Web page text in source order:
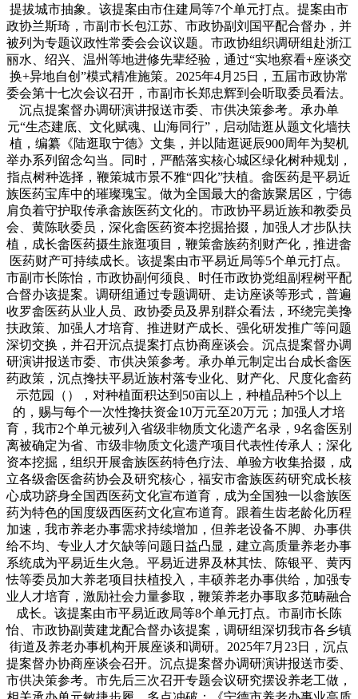
提拔城市抽象。该提案由市住建局等7个单元打点。提案由市
政协兰斯琦，市副市长包江苏、市政协副刘国平配合督办，并
被列为专题议政性常委会会议议题。市政协组织调研组赴浙江
丽水、绍兴、温州等地进修先辈经验，通过“实地察看+座谈交
换+异地自创”模式精准施策。2025年4月25日，五届市政协常
委会第十七次会议召开，市副市长郑忠辉到会听取委员看法。
沉点提案督办调研演讲报送市委、市供决策参考。承办单
元“生态建底、文化赋魂、山海同行”，启动陆逛从题文化墙扶
植，编纂《陆逛取宁德》文集，并以陆逛诞辰900周年为契机
举办系列留念勾当。同时，严酷落实核心城区绿化树种规划，
指点树种选择，鞭策城市景不雅“四化”扶植。畲医药是平易近
族医药宝库中的璀璨瑰宝。做为全国最大的畲族聚居区，宁德
肩负着守护取传承畲族医药文化的。市政协平易近族和教委员
会、黄陈耿委员，深化畲医药资本挖掘拾掇，加强人才步队扶
植，成长畲医药摄生旅逛项目，鞭策畲族药剂财产化，推进畲
医药财产可持续成长。该提案由市平易近局等5个单元打点。
市副市长陈怡，市政协副何须良、时任市政协党组副程树平配
合督办该提案。调研组通过专题调研、走访座谈等形式，普遍
收罗畲医药从业人员、政协委员及界别群众看法，环绕完美搀
扶政策、加强人才培育、推进财产成长、强化研发推广等问题
深切交换，并召开沉点提案打点协商座谈会。沉点提案督办调
研演讲报送市委、市供决策参考。承办单元制定出台成长畲医
药政策，沉点搀扶平易近族村落专业化、财产化、尺度化畲药
示范园（），对种植面积达到50亩以上，种植品种5个以上
的，赐与每个一次性搀扶资金10万元至20万元；加强人才培
育，我市2个单元被列入省级非物质文化遗产名录，9名畲医别
离被确定为省、市级非物质文化遗产项目代表性传承人；深化
资本挖掘，组织开展畲族医药特色疗法、单验方收集拾掇，成
立各级畲医畲药协会及研究核心，福安市畲族医药研究成长核
心成功跻身全国西医药文化宣布道育，成为全国独一以畲族医
药为特色的国度级西医药文化宣布道育。跟着生齿老龄化历程
加速，我市养老办事需求持续增加，但养老设备不脚、办事供
给不均、专业人才欠缺等问题日益凸显，建立高质量养老办事
系统成为平易近生火急。平易近进界及林其怯、陈银平、黄丙
怯等委员加大养老项目扶植投入，丰硕养老办事供给，加强专
业人才培育，激励社会力量参取，鞭策养老办事取多范畴融合
成长。该提案由市平易近政局等8个单元打点。市副市长陈
怡、市政协副黄建龙配合督办该提案，调研组深切我市各乡镇
街道及养老办事机构开展座谈和调研。2025年7月23日，沉点
提案督办协商座谈会召开。沉点提案督办调研演讲报送市委、
市供决策参考。市先后三次召开专题会议研究摆设养老工做，